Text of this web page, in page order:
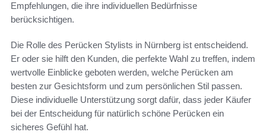
Empfehlungen, die ihre individuellen Bedürfnisse
berücksichtigen.
Die Rolle des Perücken Stylists in Nürnberg ist entscheidend.
Er oder sie hilft den Kunden, die perfekte Wahl zu treffen, indem
wertvolle Einblicke geboten werden, welche Perücken am
besten zur Gesichtsform und zum persönlichen Stil passen.
Diese individuelle Unterstützung sorgt dafür, dass jeder Käufer
bei der Entscheidung für natürlich schöne Perücken ein
sicheres Gefühl hat.